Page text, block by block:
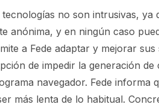
no son intrusivas,
anónima, y en ningún caso
a Fede adaptar y mejorar
de impedir la generación de
navegador. Fede informa
más lenta de lo habitual.